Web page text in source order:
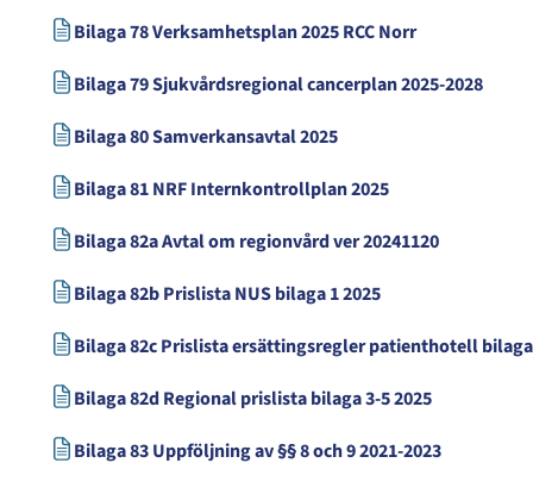
Bilaga 78 Verksamhetsplan 2025 RCC Norr
Bilaga 79 Sjukvårdsregional cancerplan 2025-2028
Bilaga 80 Samverkansavtal 2025
Bilaga 81 NRF Internkontrollplan 2025
Bilaga 82a Avtal om regionvård ver 20241120
Bilaga 82b Prislista NUS bilaga 1 2025
Bilaga 82c Prislista ersättingsregler patienthotell bilaga
Bilaga 82d Regional prislista bilaga 3-5 2025
Bilaga 83 Uppföljning av §§ 8 och 9 2021-2023